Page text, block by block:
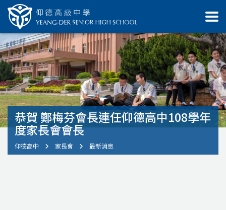
恭賀 鄭梅芬會長連任仰德高中108學年
度家長會會長
仰德高中 家長會 最新消息